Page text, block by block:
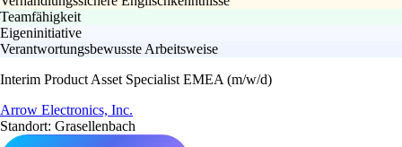
Teamfähigkeit
Eigeninitiative
Verantwortungsbewusste Arbeitsweise
Interim Product Asset Specialist EMEA (m/w/d)
Arrow Electronics, Inc.
Standort: Grasellenbach